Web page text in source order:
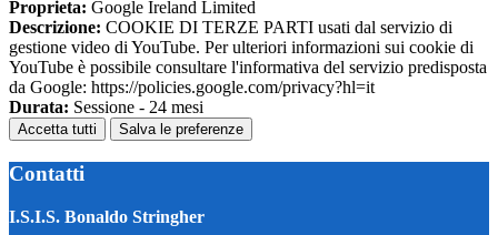
Proprieta: Google Ireland Limited
Descrizione: COOKIE DI TERZE PARTI usati dal servizio di
gestione video di YouTube. Per ulteriori informazioni sui cookie di
YouTube è possibile consultare l'informativa del servizio predisposta
da Google: https://policies.google.com/privacy?hl=it
Durata: Sessione - 24 mesi
Accetta tutti Salva le preferenze
Contatti
I.S.I.S. Bonaldo Stringher